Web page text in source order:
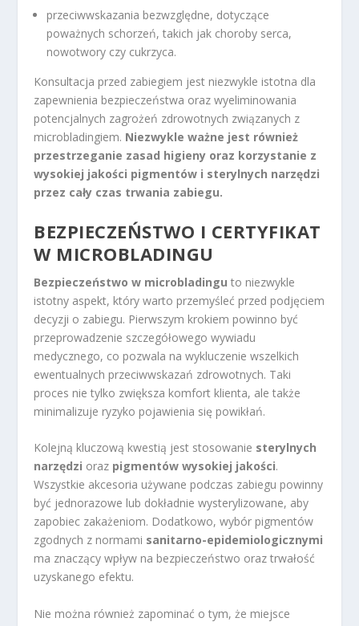
przeciwwskazania bezwzględne, dotyczące
poważnych schorzeń, takich jak choroby serca,
nowotwory czy cukrzyca.
Konsultacja przed zabiegiem jest niezwykle istotna dla
zapewnienia bezpieczeństwa oraz wyeliminowania
potencjalnych zagrożeń zdrowotnych związanych z
microbladingiem. Niezwykle ważne jest również
przestrzeganie zasad higieny oraz korzystanie z
wysokiej jakości pigmentów i sterylnych narzędzi
przez cały czas trwania zabiegu.
BEZPIECZEŃSTWO I CERTYFIKAT
W MICROBLADINGU
Bezpieczeństwo w microbladingu to niezwykle
istotny aspekt, który warto przemyśleć przed podjęciem
decyzji o zabiegu. Pierwszym krokiem powinno być
przeprowadzenie szczegółowego wywiadu
medycznego, co pozwala na wykluczenie wszelkich
ewentualnych przeciwwskazań zdrowotnych. Taki
proces nie tylko zwiększa komfort klienta, ale także
minimalizuje ryzyko pojawienia się powikłań.
Kolejną kluczową kwestią jest stosowanie sterylnych
narzędzi oraz pigmentów wysokiej jakości.
Wszystkie akcesoria używane podczas zabiegu powinny
być jednorazowe lub dokładnie wysterylizowane, aby
zapobiec zakażeniom. Dodatkowo, wybór pigmentów
zgodnych z normami sanitarno-epidemiologicznymi
ma znaczący wpływ na bezpieczeństwo oraz trwałość
uzyskanego efektu.
Nie można również zapominać o tym, że miejsce